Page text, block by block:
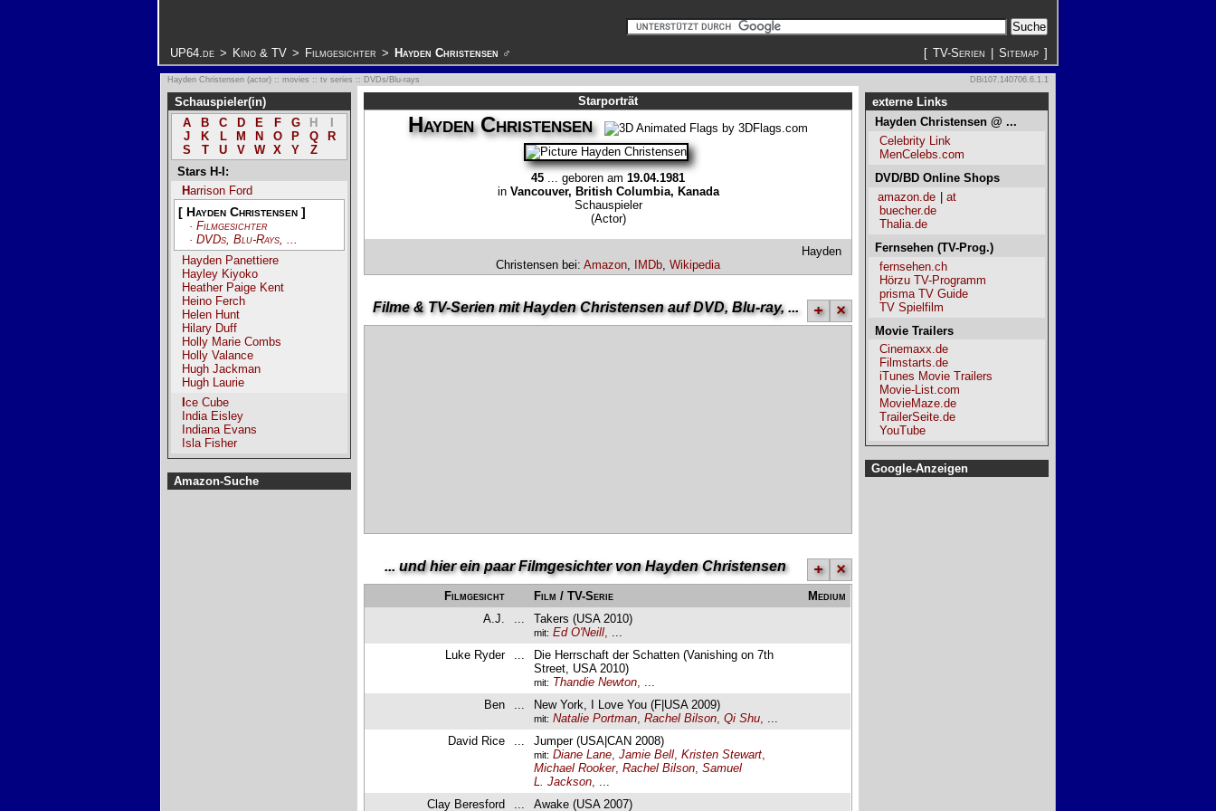
UP64.de > Kino & TV > Filmgesichter > Hayden Christensen ♂ [ TV-Serien Sitemap ]
.
Hayden Christensen (actor) :: movies :: tv series :: DVDs/Blu-rays DBi107.140706.6.1.1
Schauspieler(in)
A
B C D E F G H
J
K L M N O P Q
R
S
T U V W X Y
Z
Stars H-I:
Harrison Ford
[ Hayden Christensen ]
· Filmgesichter
· DVDs, Blu-Rays, ...
Hayden Panettiere
Hayley Kiyoko
Heather Paige Kent
Heino Ferch
Helen Hunt
Hilary Duff
Holly Marie Combs
Holly Valance
Hugh Jackman
Hugh Laurie
Ice Cube
India Eisley
Indiana Evans
Isla Fisher
Amazon-Suche
Starporträt
Hayden Christensen
45 ... geboren am 19.04.1981
in Vancouver, British Columbia, Kanada
Schauspieler
(Actor)
Hayden
Christensen bei: Amazon IMDb Wikipedia
Filme & TV-Serien mit Hayden Christensen auf DVD, Blu-ray, ... ×
+
... und hier ein paar Filmgesichter von Hayden Christensen ×
+
Filmgesicht Film / TV-Serie
Medium
A.J.
Takers (USA 2010)
mit: Ed O'Neill
Luke Ryder
Die Herrschaft der Schatten (Vanishing on 7th
Street, USA 2010)
mit: Thandie Newton
Ben
New York, I Love You (F|USA 2009)
mit: Natalie Portman Rachel Bilson Qi Shu
David Rice
Jumper (USA|CAN 2008)
mit: Diane Lane Jamie Bell Kristen Stewart
Michael Rooker, Rachel Bilson Samuel
L. Jackson
Clay Beresford
Awake (USA 2007)
externe Links
Hayden Christensen @ ...
Celebrity Link
MenCelebs.com
DVD/BD Online Shops
amazon.de
at
buecher.de
Thalia.de
Fernsehen (TV-Prog.)
fernsehen.ch
Hörzu TV-Programm
prisma TV Guide
TV Spielfilm
Movie Trailers
Cinemaxx.de
Filmstarts.de
iTunes Movie Trailers
Movie-List.com
MovieMaze.de
TrailerSeite.de
YouTube
Google-Anzeigen